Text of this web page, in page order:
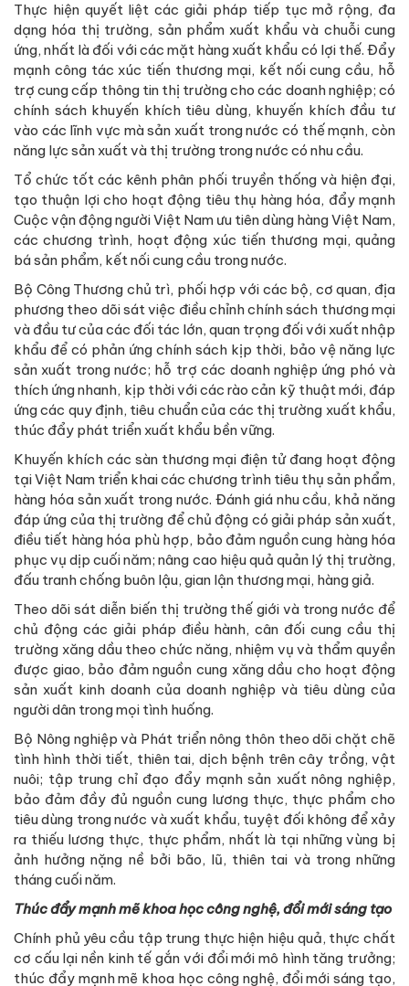
Thực hiện quyết liệt các giải pháp tiếp tục mở rộng, đa
dạng hóa thị trường, sản phẩm xuất khẩu và chuỗi cung
ứng, nhất là đối với các mặt hàng xuất khẩu có lợi thế. Đẩy
mạnh công tác xúc tiến thương mại, kết nối cung cầu, hỗ
trợ cung cấp thông tin thị trường cho các doanh nghiệp; có
chính sách khuyến khích tiêu dùng, khuyến khích đầu tư
vào các lĩnh vực mà sản xuất trong nước có thế mạnh, còn
năng lực sản xuất và thị trường trong nước có nhu cầu.
Tổ chức tốt các kênh phân phối truyền thống và hiện đại,
tạo thuận lợi cho hoạt động tiêu thụ hàng hóa, đẩy mạnh
Cuộc vận động người Việt Nam ưu tiên dùng hàng Việt Nam,
các chương trình, hoạt động xúc tiến thương mại, quảng
bá sản phẩm, kết nối cung cầu trong nước.
Bộ Công Thương chủ trì, phối hợp với các bộ, cơ quan, địa
phương theo dõi sát việc điều chỉnh chính sách thương mại
và đầu tư của các đối tác lớn, quan trọng đối với xuất nhập
khẩu để có phản ứng chính sách kịp thời, bảo vệ năng lực
sản xuất trong nước; hỗ trợ các doanh nghiệp ứng phó và
thích ứng nhanh, kịp thời với các rào cản kỹ thuật mới, đáp
ứng các quy định, tiêu chuẩn của các thị trường xuất khẩu,
thúc đẩy phát triển xuất khẩu bền vững.
Khuyến khích các sàn thương mại điện tử đang hoạt động
tại Việt Nam triển khai các chương trình tiêu thụ sản phẩm,
hàng hóa sản xuất trong nước. Đánh giá nhu cầu, khả năng
đáp ứng của thị trường để chủ động có giải pháp sản xuất,
điều tiết hàng hóa phù hợp, bảo đảm nguồn cung hàng hóa
phục vụ dịp cuối năm; nâng cao hiệu quả quản lý thị trường,
đấu tranh chống buôn lậu, gian lận thương mại, hàng giả.
Theo dõi sát diễn biến thị trường thế giới và trong nước để
chủ động các giải pháp điều hành, cân đối cung cầu thị
trường xăng dầu theo chức năng, nhiệm vụ và thẩm quyền
được giao, bảo đảm nguồn cung xăng dầu cho hoạt động
sản xuất kinh doanh của doanh nghiệp và tiêu dùng của
người dân trong mọi tình huống.
Bộ Nông nghiệp và Phát triển nông thôn theo dõi chặt chẽ
tình hình thời tiết, thiên tai, dịch bệnh trên cây trồng, vật
nuôi; tập trung chỉ đạo đẩy mạnh sản xuất nông nghiệp,
bảo đảm đầy đủ nguồn cung lương thực, thực phẩm cho
tiêu dùng trong nước và xuất khẩu, tuyệt đối không để xảy
ra thiếu lương thực, thực phẩm, nhất là tại những vùng bị
ảnh hưởng nặng nề bởi bão, lũ, thiên tai và trong những
tháng cuối năm.
Thúc đẩy mạnh mẽ khoa học công nghệ, đổi mới sáng tạo
Chính phủ yêu cầu tập trung thực hiện hiệu quả, thực chất
cơ cấu lại nền kinh tế gắn với đổi mới mô hình tăng trưởng;
thúc đẩy mạnh mẽ khoa học công nghệ, đổi mới sáng tạo,